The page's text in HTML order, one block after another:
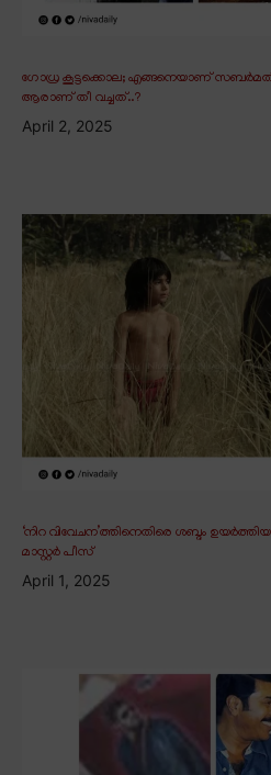
ഗോധ്ര കൂട്ടക്കൊല; എങ്ങനെയാണ് സബർമതി
ആരാണ് തീ വച്ചത്..?
April 2, 2025
‘നിറ വിവേചന’ത്തിനെതിരെ ശബ്ദം
മാസ്റ്റർ പീസ്
April 1, 2025